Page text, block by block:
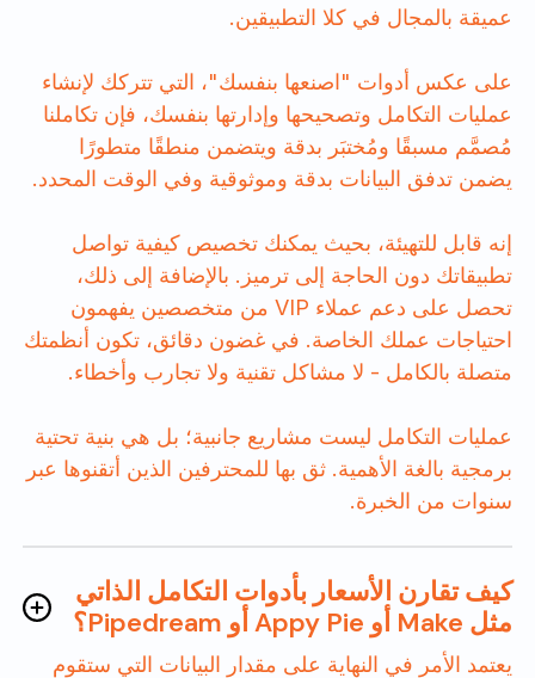
عميقة بالمجال في كلا التطبيقين.
على عكس أدوات "اصنعها بنفسك"، التي تتركك لإنشاء
عمليات التكامل وتصحيحها وإدارتها بنفسك، فإن تكاملنا
مُصمَّم مسبقًا ومُختبَر بدقة ويتضمن منطقًا متطورًا
يضمن تدفق البيانات بدقة وموثوقية وفي الوقت المحدد.
إنه قابل للتهيئة، بحيث يمكنك تخصيص كيفية تواصل
تطبيقاتك دون الحاجة إلى ترميز. بالإضافة إلى ذلك،
تحصل على دعم عملاء VIP من متخصصين يفهمون
احتياجات عملك الخاصة. في غضون دقائق، تكون أنظمتك
متصلة بالكامل - لا مشاكل تقنية ولا تجارب وأخطاء.
عمليات التكامل ليست مشاريع جانبية؛ بل هي بنية تحتية
برمجية بالغة الأهمية. ثق بها للمحترفين الذين أتقنوها عبر
سنوات من الخبرة.
كيف تقارن الأسعار بأدوات التكامل الذاتي
مثل Make أو Appy Pie أو Pipedream؟
يعتمد الأمر في النهاية على مقدار البيانات التي ستقوم